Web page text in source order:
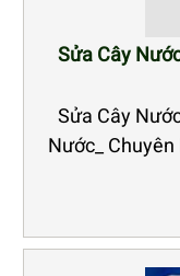
Sửa Cây
Sửa Cây
Nước_